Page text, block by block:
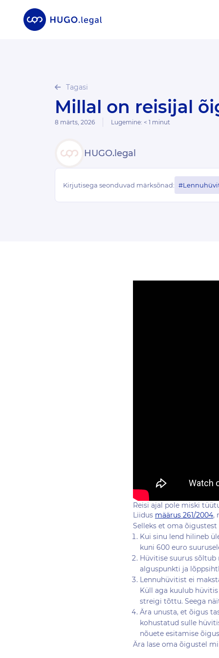
Tagasi
Millal on reisijal
8 märts, 2026 Lugemine: < 1 minut
HUGO.legal
Kirjutisega seonduvad märksõnad:
Reisi ajal pole miski
Liidus määrus 261/2004,
Selleks et oma
Kui sinu lend hilineb
kuni 600 euro
Hüvitise suurus
alguspunkti ja
Lennuhüvitist ei
Küll aga kuulub
streigi tõttu. Seega
Ära unusta, et õigus
kohustatud sulle
nõuete esitamise
Ära lase oma õigustel